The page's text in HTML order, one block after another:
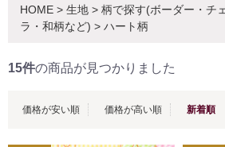
HOME > 生地 > 柄で探す(ボーダー・チ
ラ・和柄など) > ハート柄
15件の商品が見つかりました
価格が安い順 価格が高い順 新着順